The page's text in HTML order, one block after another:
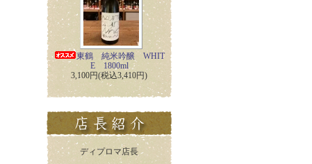
東鶴 純米吟醸 WHIT
E 1800ml
3,100円(税込3,410円)
ディプロマ店長